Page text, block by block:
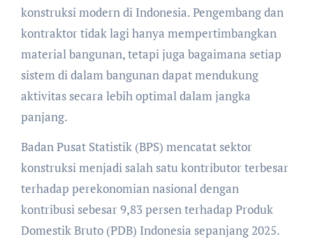
konstruksi modern di Indonesia. Pengembang dan
kontraktor tidak lagi hanya mempertimbangkan
material bangunan, tetapi juga bagaimana setiap
sistem di dalam bangunan dapat mendukung
aktivitas secara lebih optimal dalam jangka
panjang.
Badan Pusat Statistik (BPS) mencatat sektor
konstruksi menjadi salah satu kontributor terbesar
terhadap perekonomian nasional dengan
kontribusi sebesar 9,83 persen terhadap Produk
Domestik Bruto (PDB) Indonesia sepanjang 2025.